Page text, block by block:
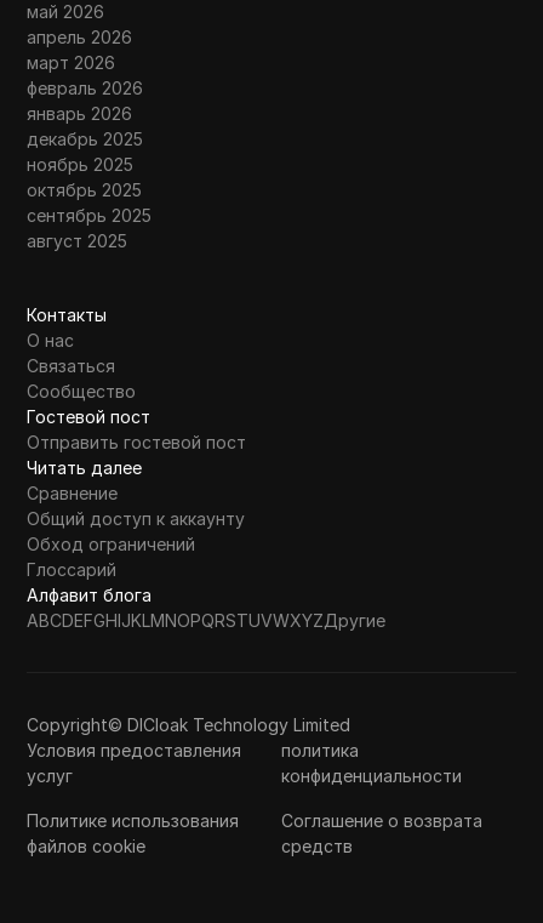
май 2026
апрель 2026
март 2026
февраль 2026
январь 2026
декабрь 2025
ноябрь 2025
октябрь 2025
сентябрь 2025
август 2025
Контакты
О нас
Связаться
Сообщество
Гостевой пост
Отправить гостевой пост
Читать далее
Сравнение
Общий доступ к аккаунту
Обход ограничений
Глоссарий
Алфавит блога
ABCDEFGHIJKLMNOPQRSTUVWXYZДругие
Copyright© DICloak Technology Limited
Условия предоставления
услуг
политика
конфиденциальности
Политике использования
файлов cookie
Соглашение о возврата
средств